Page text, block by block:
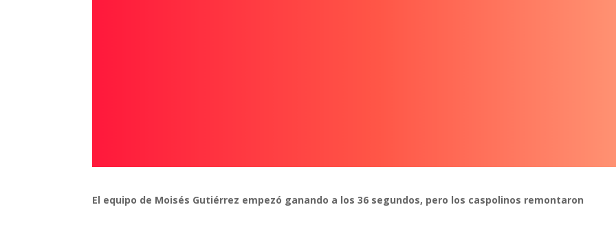
El equipo de Moisés Gutiérrez empezó ganando a los 36 segundos, pero los caspolinos remontaron